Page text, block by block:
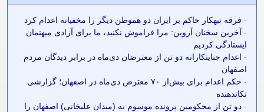
- فرقه تبهکار حاکم بر ایران دو هموطن دیگر را مخفیانه اعدام کرد
- آخرین سخنان آروین: مرا فراموش نکنید، ما برای آزادی میهنمان
ایستادگی کردیم
- اعدام جنایتکارانه دو تن از معترضان دی‌ماه در برابر دیدگان مردم
اصفهان
-
حکم اعدام برای بیش‌از ۷۰ معترض دی‌ماه در اصفهان؛ گزارشی
تکاندهنده
- دو تن از محکومین پرونده موسوم به (میدان علیخانی) اصفهان را